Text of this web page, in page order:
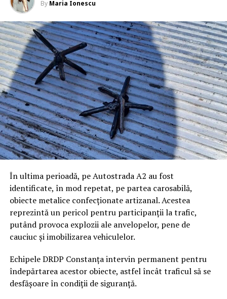
By Maria Ionescu
În ultima perioadă, pe Autostrada A2 au fost
identificate, în mod repetat, pe partea carosabilă,
obiecte metalice confecționate artizanal. Acestea
reprezintă un pericol pentru participanții la trafic,
putând provoca explozii ale anvelopelor, pene de
cauciuc și imobilizarea vehiculelor.
Echipele DRDP Constanța intervin permanent pentru
îndepărtarea acestor obiecte, astfel încât traficul să se
desfășoare în condiții de siguranță.